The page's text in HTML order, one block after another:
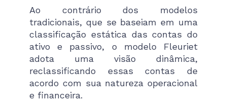
Ao contrário dos modelos
tradicionais, que se baseiam em uma
classificação estática das contas do
ativo e passivo, o modelo Fleuriet
adota uma visão dinâmica,
reclassificando essas contas de
acordo com sua natureza operacional
e financeira.